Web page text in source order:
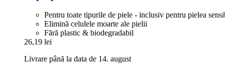
Pentru toate tipurile de piele - inclusiv pentru pielea
Elimină celulele moarte ale pielii
Fără plastic & biodegradabil
26,19 lei
Livrare până la data de 14. august